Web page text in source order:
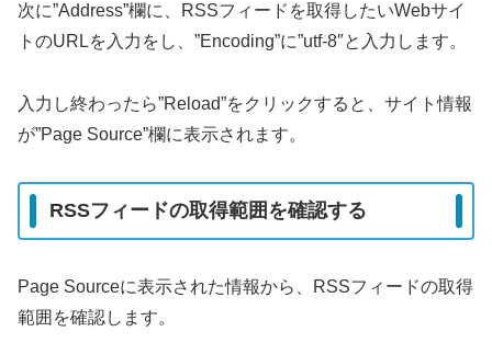
次に”Address”欄に、RSSフィードを取得したいWebサイ
トのURLを入力をし、”Encoding”に”utf-8″と入力します。
入力し終わったら”Reload”をクリックすると、サイト情報
が”Page Source”欄に表示されます。
RSSフィードの取得範囲を確認する
Page Sourceに表示された情報から、RSSフィードの取得
範囲を確認します。